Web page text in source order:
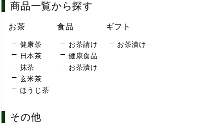
商品一覧から探す
お茶
健康茶
日本茶
抹茶
玄米茶
ほうじ茶
食品
お茶請け
健康食品
お茶漬け
ギフト
お茶漬け
その他